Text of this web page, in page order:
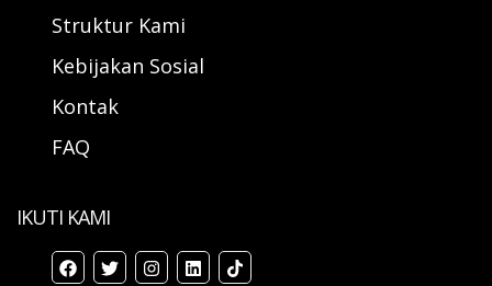
Struktur Kami
Kebijakan Sosial
Kontak
FAQ
IKUTI KAMI